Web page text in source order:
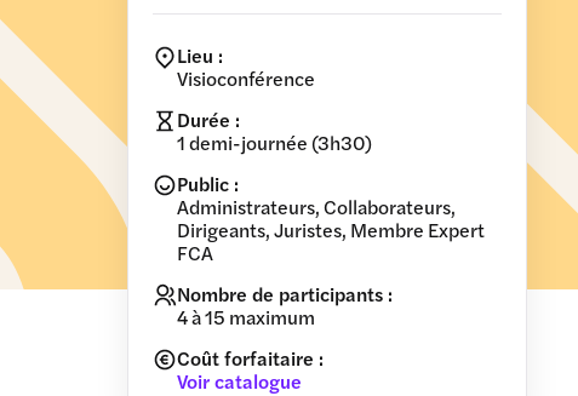
Lieu :
Visioconférence
Durée :
1 demi-journée (3h30)
Public :
Administrateurs, Collaborateurs,
Dirigeants, Juristes, Membre Expert
FCA
Nombre de participants :
4 à 15 maximum
Coût forfaitaire :
Voir catalogue